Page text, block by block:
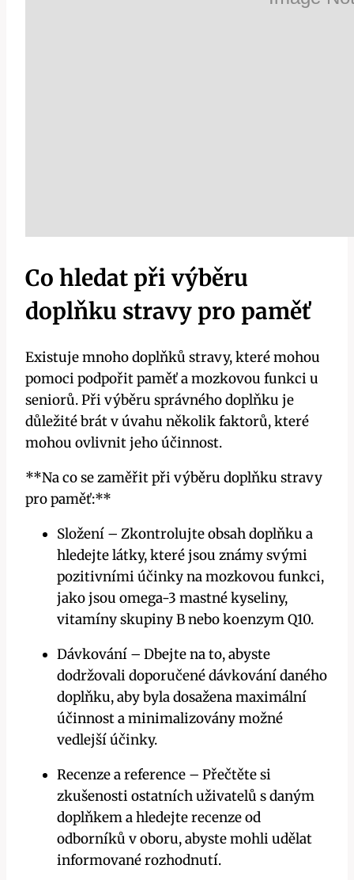
Co hledat při výběru
doplňku stravy pro paměť
Existuje mnoho doplňků stravy, které mohou
pomoci podpořit paměť a mozkovou funkci u
seniorů. Při výběru správného doplňku je
důležité brát v úvahu několik faktorů, které
mohou ovlivnit jeho účinnost.
**Na co se zaměřit při výběru doplňku stravy
pro paměť:**
Složení – Zkontrolujte obsah doplňku a
hledejte látky, které jsou známy svými
pozitivními účinky na mozkovou funkci,
jako jsou omega-3 mastné kyseliny,
vitamíny skupiny B nebo koenzym Q10.
Dávkování – Dbejte na to, abyste
dodržovali doporučené dávkování daného
doplňku, aby byla dosažena maximální
účinnost a minimalizovány možné
vedlejší účinky.
Recenze a reference – Přečtěte si
zkušenosti ostatních uživatelů s daným
doplňkem a hledejte recenze od
odborníků v oboru, abyste mohli udělat
informované rozhodnutí.